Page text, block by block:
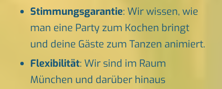
Stimmungsgarantie: Wir wissen, wie
man eine Party zum Kochen bringt
und deine Gäste zum Tanzen animiert.
Flexibilität: Wir sind im Raum
München und darüber hinaus